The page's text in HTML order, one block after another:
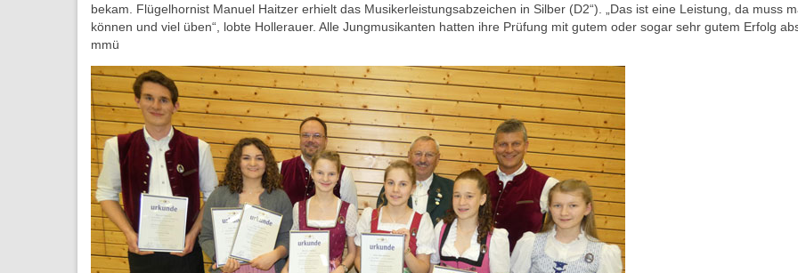
bekam. Flügelhornist Manuel Haitzer erhielt das Musikerleistungsabzeichen in Silber (D2“). „Das ist eine Leistung, da muss
können und viel üben“, lobte Hollerauer. Alle Jungmusikanten hatten ihre Prüfung mit gutem oder sogar sehr gutem Erfolg
mmü